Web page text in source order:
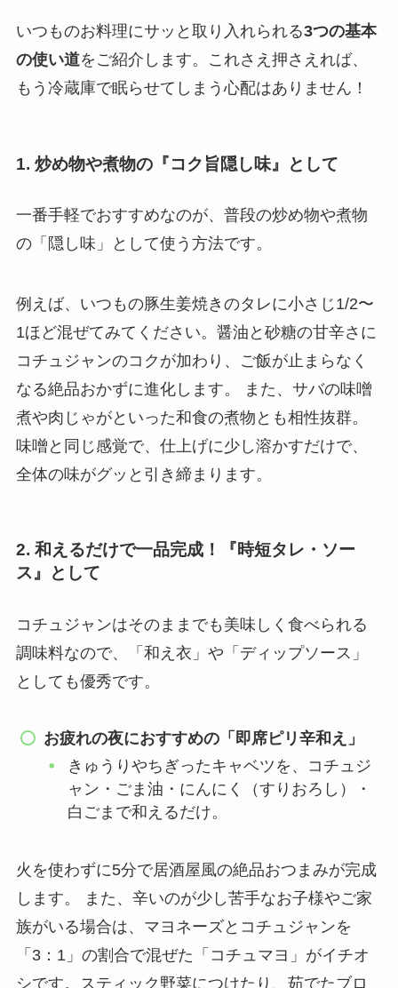
いつものお料理にサッと取り入れられる3つの基本
の使い道をご紹介します。これさえ押さえれば、
もう冷蔵庫で眠らせてしまう心配はありません！
1. 炒め物や煮物の『コク旨隠し味』として
一番手軽でおすすめなのが、普段の炒め物や煮物
の「隠し味」として使う方法です。
例えば、いつもの豚生姜焼きのタレに小さじ1/2〜
1ほど混ぜてみてください。醤油と砂糖の甘辛さに
コチュジャンのコクが加わり、ご飯が止まらなく
なる絶品おかずに進化します。 また、サバの味噌
煮や肉じゃがといった和食の煮物とも相性抜群。
味噌と同じ感覚で、仕上げに少し溶かすだけで、
全体の味がグッと引き締まります。
2. 和えるだけで一品完成！『時短タレ・ソー
ス』として
コチュジャンはそのままでも美味しく食べられる
調味料なので、「和え衣」や「ディップソース」
としても優秀です。
お疲れの夜におすすめの「即席ピリ辛和え」
きゅうりやちぎったキャベツを、コチュジ
ャン・ごま油・にんにく（すりおろし）・
白ごまで和えるだけ。
火を使わずに5分で居酒屋風の絶品おつまみが完成
します。 また、辛いのが少し苦手なお子様やご家
族がいる場合は、マヨネーズとコチュジャンを
「3：1」の割合で混ぜた「コチュマヨ」がイチオ
シです。スティック野菜につけたり、茹でたブロ